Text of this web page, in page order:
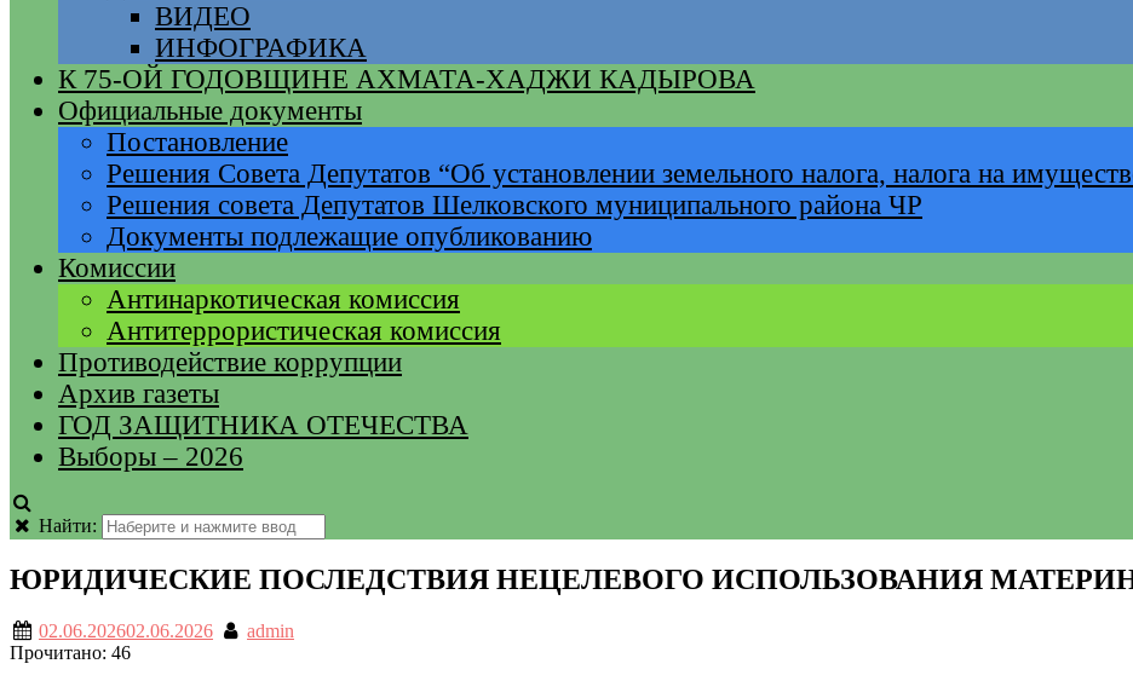
ВИДЕО
ИНФОГРАФИКА
К 75-ОЙ ГОДОВЩИНЕ АХМАТА-ХАДЖИ КАДЫРОВА
Официальные документы
Постановление
Решения Совета Депутатов “Об установлении земельного налога, налога на
Решения совета Депутатов Шелковского муниципального района ЧР
Документы подлежащие опубликованию
Комиссии
Антинаркотическая комиссия
Антитеррористическая комиссия
Противодействие коррупции
Архив газеты
ГОД ЗАЩИТНИКА ОТЕЧЕСТВА
Выборы – 2026
Найти:
ЮРИДИЧЕСКИЕ ПОСЛЕДСТВИЯ НЕЦЕЛЕВОГО ИСПОЛЬЗОВАНИЯ
02.06.202602.06.2026
admin
Прочитано: 46